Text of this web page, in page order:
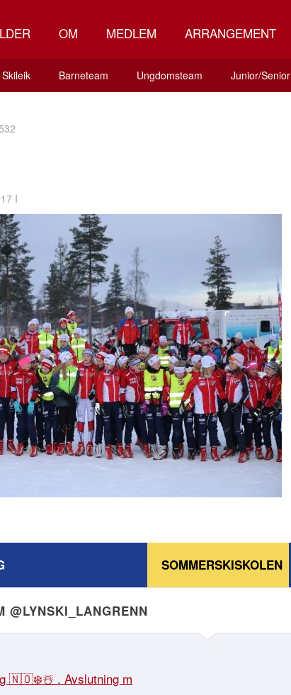
OM MEDLEM ARRANGEMENT
Skileik Barneteam Ungdomsteam Junior/Senior
I
SOMMERSKISKOLEN
@LYNSKI_LANGRENN
🇳🇴❄️☃️ . Avslutning m